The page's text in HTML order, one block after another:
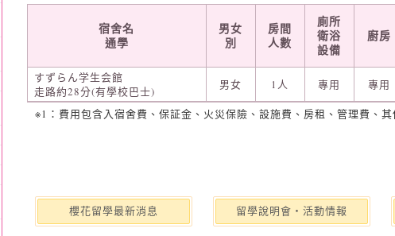
宿舍名
通學
男女
別
房間
人數
廁所
衛浴
設備
廚房
すずらん学生会館
走路約28分(有學校巴士)
男女 1人 專用 專用
※1：費用包含入宿舍費、保証金、火災保險、設施費、房租、管理費、
櫻花留學最新消息 留學說明會‧活動情報